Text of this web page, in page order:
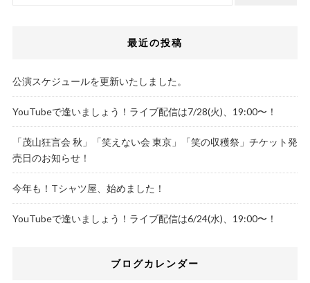
最近の投稿
公演スケジュールを更新いたしました。
YouTubeで逢いましょう！ライブ配信は7/28(火)、19:00〜！
「茂山狂言会 秋」「笑えない会 東京」「笑の収穫祭」チケット発
売日のお知らせ！
今年も！Tシャツ屋、始めました！
YouTubeで逢いましょう！ライブ配信は6/24(水)、19:00〜！
ブログカレンダー